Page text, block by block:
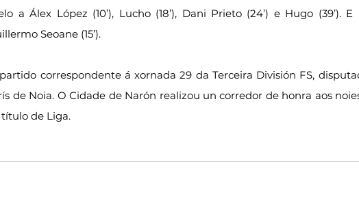
a Álex López (10’), Lucho (18’), Dani Prieto (24’) e Hugo (39’). E
Seoane (15’).
correspondente á xornada 29 da Terceira División FS,
de Noia. O Cidade de Narón realizou un corredor de honra aos
de Liga.